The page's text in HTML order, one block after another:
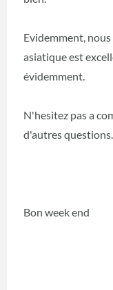
Evidemment,
asiatique est
évidemment.
N'hesitez pas a
d'autres questions.
Bon week end